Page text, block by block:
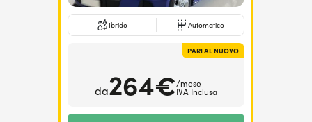
Ibrido Automatico
PARI AL NUOVO
da264€/mese
IVA Inclusa